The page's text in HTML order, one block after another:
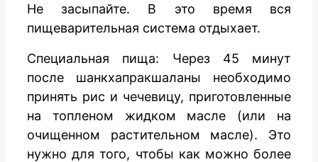
Не засыпайте. В это время вся
пищеварительная система отдыхает.
Специальная пища: Через 45 минут
после шанкхапракшаланы необходимо
принять рис и чечевицу, приготовленные
на топленом жидком масле (или на
очищенном растительном масле). Это
нужно для того, чтобы как можно более